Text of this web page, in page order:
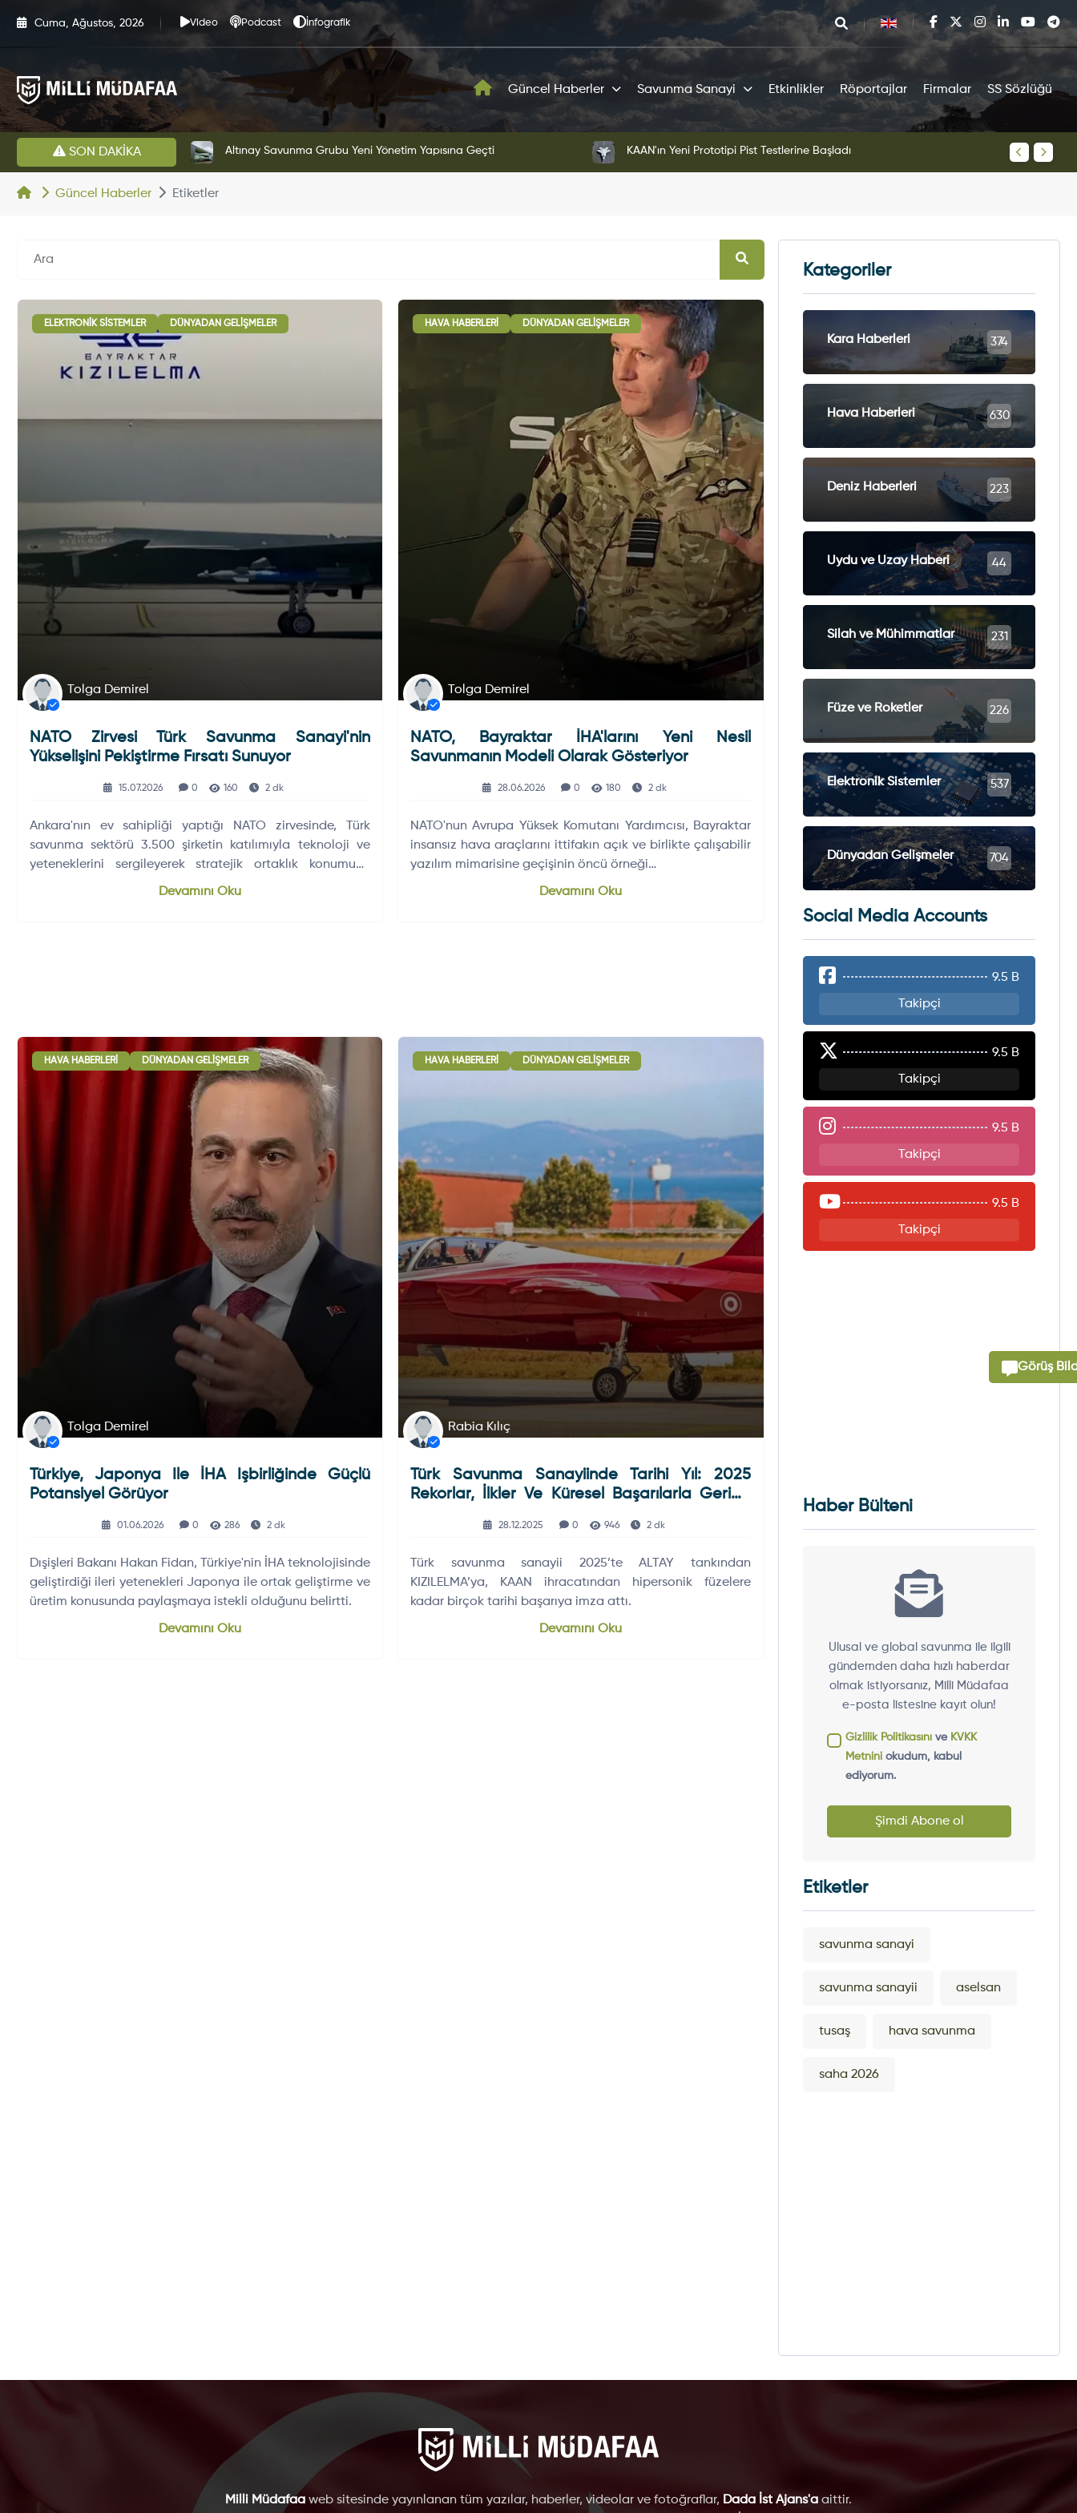
Cuma, Ağustos, 2026 Video Podcast İnfografik
Güncel Haberler Savunma Sanayi Etkinlikler Röportajlar Firmalar SS Sözlüğü
SON DAKİKA Altınay Savunma Grubu Yeni Yönetim Yapısına Geçti KAAN'ın Yeni Prototipi Pist Testlerine Başladı KAAN
Güncel Haberler Etiketler
ELEKTRONIK SISTEMLER DÜNYADAN GELIŞMELER
Tolga Demirel
NATO Zirvesi Türk Savunma Sanayi'nin
Yükselişini Pekiştirme Fırsatı Sunuyor
15.07.2026 0 160 2 dk
Ankara'nın ev sahipliği yaptığı NATO zirvesinde, Türk
savunma sektörü 3.500 şirketin katılımıyla teknoloji ve
yeteneklerini sergileyerek stratejik ortaklık konumunu
Devamını Oku
HAVA HABERLERI DÜNYADAN GELIŞMELER
Tolga Demirel
NATO, Bayraktar İHA'larını Yeni Nesil
Savunmanın Modeli Olarak Gösteriyor
28.06.2026 0 180 2 dk
NATO'nun Avrupa Yüksek Komutanı Yardımcısı, Bayraktar
insansız hava araçlarını ittifakın açık ve birlikte çalışabilir
yazılım mimarisine geçişinin öncü örneği…
Devamını Oku
HAVA HABERLERI DÜNYADAN GELIŞMELER
Tolga Demirel
Türkiye, Japonya Ile İHA Işbirliğinde Güçlü
Potansiyel Görüyor
01.06.2026 0 286 2 dk
Dışişleri Bakanı Hakan Fidan, Türkiye'nin İHA teknolojisinde
geliştirdiği ileri yetenekleri Japonya ile ortak geliştirme ve
üretim konusunda paylaşmaya istekli olduğunu belirtti.
Devamını Oku
HAVA HABERLERI DÜNYADAN GELIŞMELER
Rabia Kılıç
Türk Savunma Sanayiinde Tarihi Yıl: 2025
Rekorlar, İlkler Ve Küresel Başarılarla Geride
28.12.2025 0 946 2 dk
Türk savunma sanayii 2025’te ALTAY tankından
KIZILELMA’ya, KAAN ihracatından hipersonik füzelere
kadar birçok tarihi başarıya imza attı.
Devamını Oku
Kategoriler
Kara Haberleri 374
Hava Haberleri 630
Deniz Haberleri 223
Uydu ve Uzay Haberi 44
Silah ve Mühimmatlar 231
Füze ve Roketler 226
Elektronik Sistemler 537
Dünyadan Gelişmeler 704
Social Media Accounts
9.5 B
Takipçi
9.5 B
Takipçi
9.5 B
Takipçi
9.5 B
Takipçi
Haber Bülteni
Ulusal ve global savunma ile ilgili
gündemden daha hızlı haberdar
olmak istiyorsanız, Milli Müdafaa
e-posta listesine kayıt olun!
Gizlilik Politikasını ve KVKK
Metnini okudum, kabul
ediyorum.
Şimdi Abone ol
Etiketler
savunma sanayi
savunma sanayii aselsan
tusaş hava savunma
saha 2026
Görüş
Milli Müdafaa web sitesinde yayınlanan tüm yazılar, haberler, videolar ve fotoğraflar, Dada İst Ajans'a aittir.